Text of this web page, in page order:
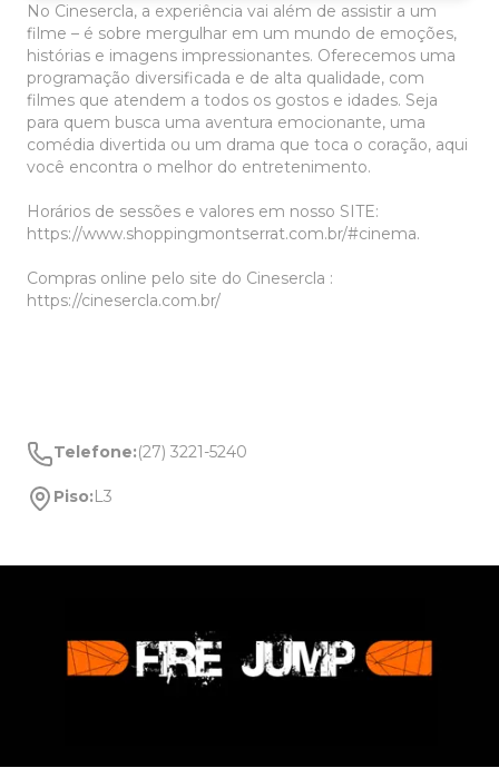
No Cinesercla, a experiência vai além de assistir a um
filme – é sobre mergulhar em um mundo de emoções,
histórias e imagens impressionantes. Oferecemos uma
programação diversificada e de alta qualidade, com
filmes que atendem a todos os gostos e idades. Seja
para quem busca uma aventura emocionante, uma
comédia divertida ou um drama que toca o coração, aqui
você encontra o melhor do entretenimento.
Horários de sessões e valores em nosso SITE:
https://www.shoppingmontserrat.com.br/#cinema.
Compras online pelo site do Cinesercla :
https://cinesercla.com.br/
Telefone:(27) 3221-5240
Piso: L3